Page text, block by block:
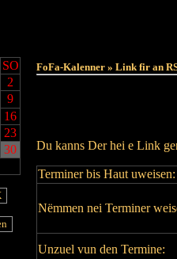
SO
2
9
16
23
30
FoFa-Kalenner » Link fir an
Du kanns Der hei e Link
Terminer bis Haut uweisen:
Nëmmen nei Terminer
Unzuel vun den Termine: